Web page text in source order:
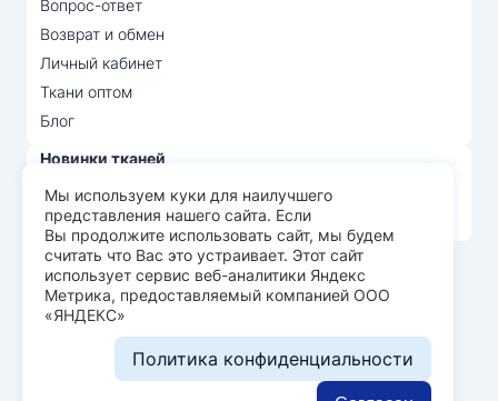
Вопрос-ответ
Возврат и обмен
Личный кабинет
Ткани оптом
Блог
Новинки тканей
Распродажа тканей
Лидеры продаж
© Арт Текс — продажа тканей оптом, 2026
Пользовательское соглашение
Политика конфиденциальности
Разработка сайта —
Мы используем куки для наилучшего
представления нашего сайта. Если
Вы продолжите использовать сайт, мы будем
считать что Вас это устраивает. Этот сайт
использует сервис веб-аналитики Яндекс
Метрика, предоставляемый компанией ООО
«ЯНДЕКС»
Политика конфиденциальности